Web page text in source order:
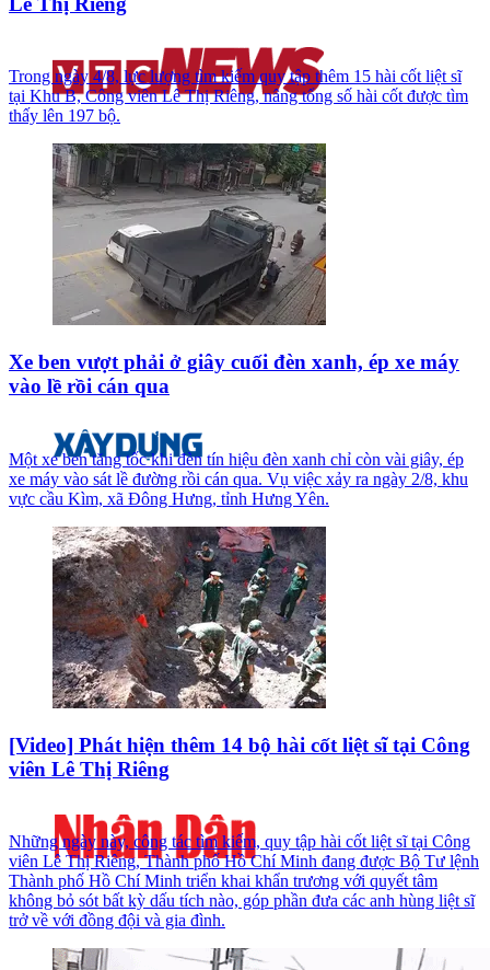
Trong ngày 4/8, lực lượng tìm kiếm quy tập thêm 15 hài cốt liệt sĩ
tại Khu B, Công viên Lê Thị Riêng, nâng tổng số hài cốt được tìm
thấy lên 197 bộ.
Xe ben vượt phải ở giây cuối đèn xanh, ép xe máy
vào lề rồi cán qua
Một xe ben tăng tốc khi đèn tín hiệu đèn xanh chỉ còn vài giây, ép
xe máy vào sát lề đường rồi cán qua. Vụ việc xảy ra ngày 2/8, khu
vực cầu Kìm, xã Đông Hưng, tỉnh Hưng Yên.
[Video] Phát hiện thêm 14 bộ hài cốt liệt sĩ tại Công
viên Lê Thị Riêng
Những ngày này, công tác tìm kiếm, quy tập hài cốt liệt sĩ tại Công
viên Lê Thị Riêng, Thành phố Hồ Chí Minh đang được Bộ Tư lệnh
Thành phố Hồ Chí Minh triển khai khẩn trương với quyết tâm
không bỏ sót bất kỳ dấu tích nào, góp phần đưa các anh hùng liệt sĩ
trở về với đồng đội và gia đình.